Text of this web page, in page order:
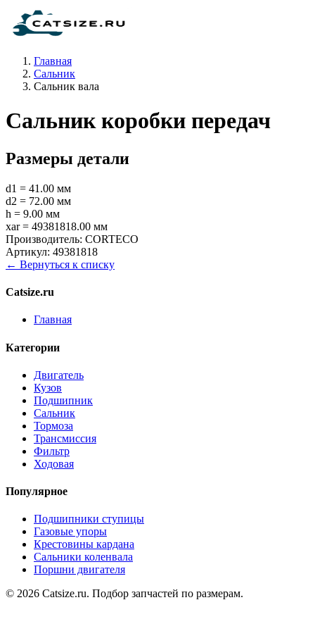
Главная
Сальник
Сальник вала
Сальник коробки передач
Размеры детали
d1 = 41.00 мм
d2 = 72.00 мм
h = 9.00 мм
xar = 49381818.00 мм
Производитель: CORTECO
Артикул: 49381818
← Вернуться к списку
Catsize.ru
Главная
Категории
Двигатель
Кузов
Подшипник
Сальник
Тормоза
Трансмиссия
Фильтр
Ходовая
Популярное
Подшипники ступицы
Газовые упоры
Крестовины кардана
Сальники коленвала
Поршни двигателя
© 2026 Catsize.ru. Подбор запчастей по размерам.